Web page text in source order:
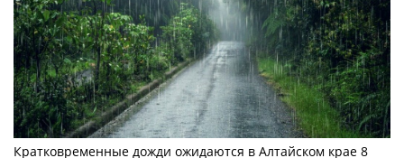
Кратковременные дожди ожидаются в Алтайском крае 8